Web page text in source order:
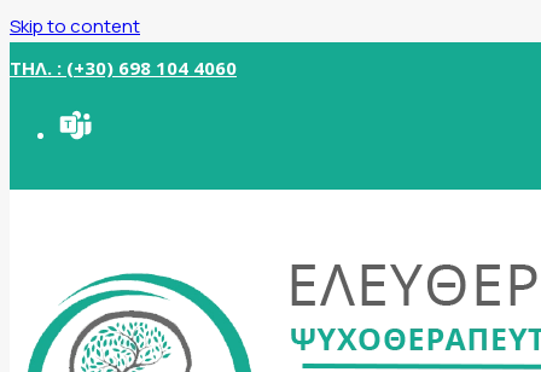
Skip to content
ΤΗΛ. : (+30) 698 104 4060